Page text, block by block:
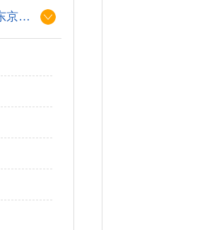
TOKYO RYUKI/东京流机